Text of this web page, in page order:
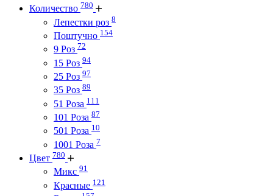
Количество 780
Лепестки роз 8
Поштучно 154
9 Роз 72
15 Роз 94
25 Роз 97
35 Роз 89
51 Роза 111
101 Роза 87
501 Роза 10
1001 Роза 7
Цвет 780
Микс 91
Красные 121